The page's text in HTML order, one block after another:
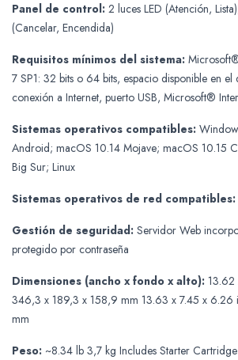
Panel de control: 2 luces LED (Atención,
(Cancelar, Encendida)
Requisitos mínimos del sistema:
7 SP1: 32 bits o 64 bits, espacio disponible en
conexión a Internet, puerto USB, Microsoft®
Sistemas operativos compatibles:
Android; macOS 10.14 Mojave; macOS 10.15
Big Sur; Linux
Sistemas operativos de red compatibles:
Gestión de seguridad: Servidor Web
protegido por contraseña
Dimensiones (ancho x fondo x alto):
346,3 x 189,3 x 158,9 mm 13.63 x 7.45 x 6.26
mm
Peso: ~8.34 lb 3,7 kg Includes Starter